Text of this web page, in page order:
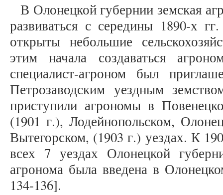
В Олонецкой губернии земская
развиваться с середины 1890-х
открыты небольшие
этим начала создаваться
специалист-агроном был
Петрозаводским уездным
приступили агрономы в
(1901 г.), Лодейнопольском,
Вытегорском, (1903 г.) уездах. К
всех 7 уездах Олонецкой
агронома была введена в
134-136].